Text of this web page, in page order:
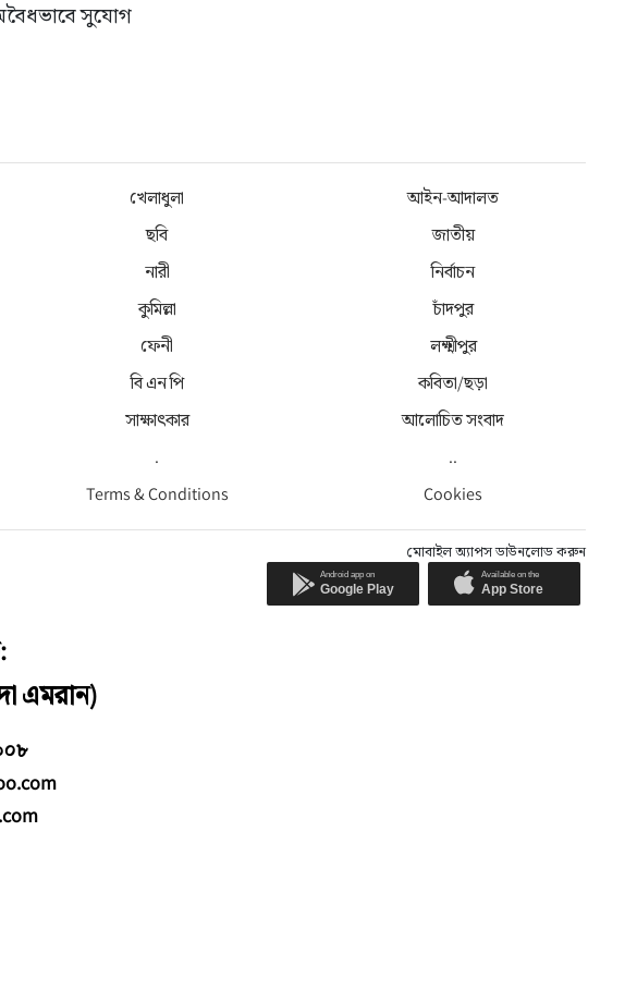
সুযোগ
খেলাধুলা
আইন-আদালত
ছবি
জাতীয়
নারী
নির্বাচন
কুমিল্লা
চাঁদপুর
ফেনী
লক্ষ্মীপুর
বি এন পি
কবিতা/ছড়া
সাক্ষাৎকার
আলোচিত সংবাদ
.
..
Terms & Conditions Cookies
মোবাইল অ্যাপস ডাউনলোড করুন
এমরান)